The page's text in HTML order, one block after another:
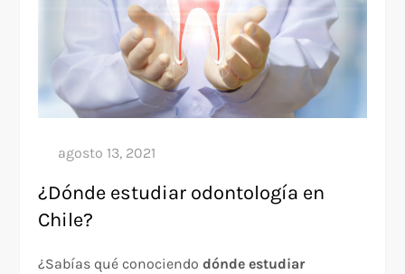
¿Dónde estudiar odontología en
Chile?
¿Sabías qué conociendodónde estudiar